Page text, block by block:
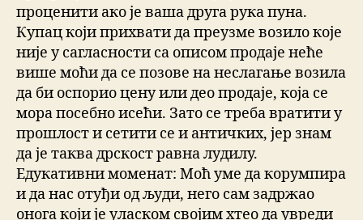
проценити ако је ваша друга рука пуна.
Купац који прихвати да преузме возило које
није у сагласности са описом продаје неће
више моћи да се позове на неслагање возила
да би оспорио цену или део продаје, која се
мора посебно исећи. Зато се треба вратити у
прошлост и сетити се и античких, јер знам
да је таква дрскост равна лудилу.
Едукативни моменат: Моћ уме да корумпира
и да нас отуђи од људи, него сам задржао
онога који је уласком својим хтео да увреди